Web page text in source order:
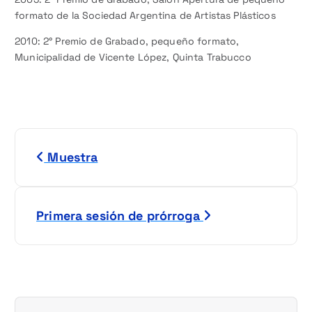
formato de la Sociedad Argentina de Artistas Plásticos
2010: 2° Premio de Grabado, pequeño formato,
Municipalidad de Vicente López, Quinta Trabucco
a
Muestra
Primera sesión de prórroga